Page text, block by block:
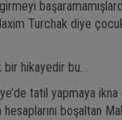
Turchak diye
hikayedir bu. .
tatil yapmaya
boşaltan